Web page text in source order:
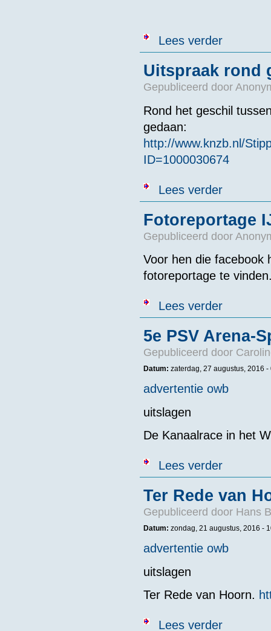
Lees verderover Uitslag
Uitspraak rond
Gepubliceerd door
Rond het geschil
gedaan:
http://www.knzb.nl/
ID=1000030674
Lees verderover
Fotoreportage
Gepubliceerd door
Voor hen die facebook
fotoreportage te
Lees verderover
5e PSV Arena-
Gepubliceerd door
Datum: zaterdag, 27 augustus, 2016 -
advertentie owb
uitslagen
De Kanaalrace in het
Lees verderover 5e PSV
Ter Rede van
Gepubliceerd door Hans
Datum: zondag, 21 augustus, 2016 -
advertentie owb
uitslagen
Ter Rede van Hoorn.
Lees verderover Ter